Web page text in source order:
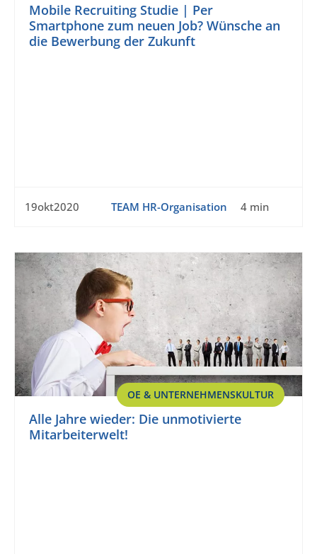
Mobile Recruiting Studie | Per
Smartphone zum neuen Job? Wünsche an
die Bewerbung der Zukunft
19okt2020 TEAM HR-Organisation 4 min
OE & UNTERNEHMENSKULTUR
Alle Jahre wieder: Die unmotivierte
Mitarbeiterwelt!